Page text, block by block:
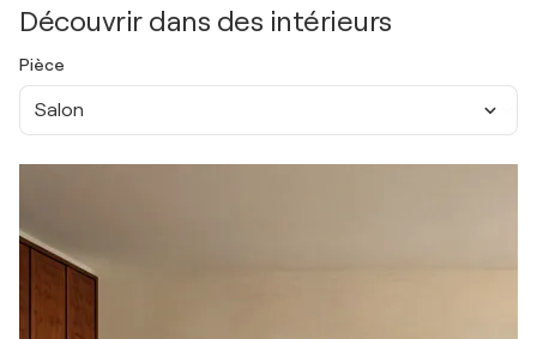
Découvrir dans des intérieurs
Pièce
Salon